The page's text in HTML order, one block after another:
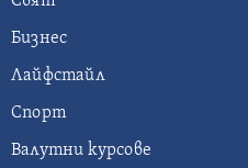
Бизнес
Лайфстайл
Спорт
Валутни курсове